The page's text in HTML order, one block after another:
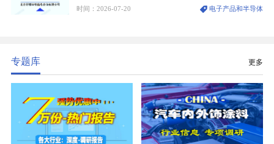
生产制造过程中不可或缺的核心基材。电子布具备高
时间：2026-07-20 电子产品和半导体
专题库 更多